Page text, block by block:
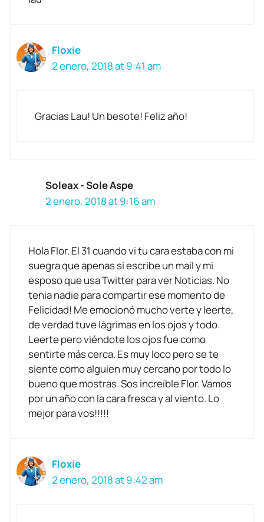
Floxie
2 enero, 2018 at 9:41 am
Gracias Lau! Un besote! Feliz año!
Soleax - Sole Aspe
2 enero, 2018 at 9:16 am
Hola Flor. El 31 cuando vi tu cara estaba con mi
suegra que apenas si escribe un mail y mi
esposo que usa Twitter para ver Noticias. No
tenia nadie para compartir ese momento de
Felicidad! Me emocionó mucho verte y leerte,
de verdad tuve lágrimas en los ojos y todo.
Leerte pero viéndote los ojos fue como
sentirte más cerca. Es muy loco pero se te
siente como alguien muy cercano por todo lo
bueno que mostras. Sos increíble Flor. Vamos
por un año con la cara fresca y al viento. Lo
mejor para vos!!!!!
Floxie
2 enero, 2018 at 9:42 am